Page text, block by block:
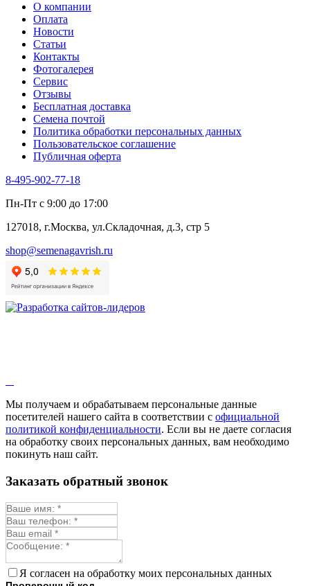
Тмин
Трава для чая
Туласи
Укроп
Фенхель пряный
Хризантема овощная
Цикорий пряный
Цикорий салатный (Витлуф)
Черемша
Шпинат
Щавель
Эндивий
Эстрагон
Алтей
Анис
Бессмертник
Валериана
Валерианелла
Гибискус лекарственный
Девясил
Душица
Змееголовник
Мыльнянка
Мята
Овсяный корень
Огуречная трава
Пустырник
Репешок
Синюха
Смесь лекарственных
Стевия
Тимьян ползучий (чабрец)
О компании
Оплата
Новости
Статьи
Контакты
Фотогалерея​
Сервис
Отзывы
Бесплатная доставка
Семена почтой
Политика обработки персональных данных
Пользовательское соглашение
Публичная оферта
8-495-902-77-18
Пн-Пт с 9:00 до 17:00
127018, г.Москва, ул.Складочная, д.3, стр 5
shop@semenagavrish.ru
Мы получаем и обрабатываем персональные данные
посетителей нашего сайта в соответствии с официальной
политикой конфиденциальности. Если вы не даете согласия
на обработку своих персональных данных, вам необходимо
покинуть наш сайт.
Заказать обратный звонок
Я согласен на обработку моих персональных данных